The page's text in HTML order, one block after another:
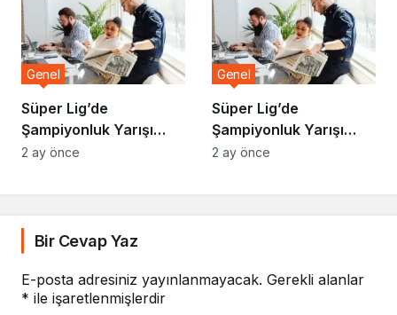
Süper Lig’de
Şampiyonluk Yarışı
Kızışıyor
Genel
2 ay önce
Süper Lig’de
Şampiyonluk Yarışı
Kızışıyor
Genel
2 ay önce
Bir Cevap Yaz
E-posta adresiniz yayınlanmayacak. Gerekli alanlar
* ile işaretlenmişlerdir